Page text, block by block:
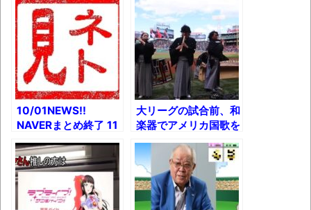
壊れたエアコンと歌えないボク
バージョンアップ情報更新 AOMEI
Backupper Standard 8.3.0 などバージョンア
ップ
高嶋ちさ子、ダウン症の姉が暴行事件！事
件の一部始終と衝撃の結末
【呆然】北海道旅行ワイ「ウニイクラ丼特
盛で食うぞ！！！うおおおおおおお
お！！！！！」→結
果･････････････････････････････
び降り自殺事件、保護
者会の音声
自首した犯人が語った
未解決事件、その真相
とは!?
10/01NEWS!!
NAVERまとめ終了 11
年で180万本の記事と
か ロシア村長選で役
場の清掃係が当選と
か 【胸糞注意】アメ
リカでもっともリベラ
大リーグの試合前、和
楽器でアメリカ国歌を
演奏してみた！